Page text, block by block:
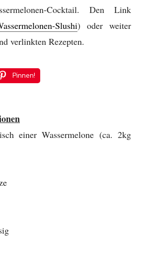
Cocktail. Den Link
Slushi) oder weiter
verlinkten Rezepten.
Pinnen!
einer Wassermelone (ca. 2kg